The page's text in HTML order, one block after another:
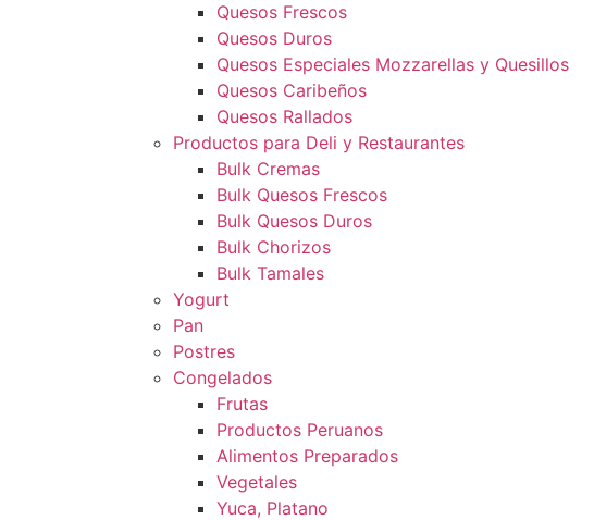
Quesos Frescos
Quesos Duros
Quesos Especiales Mozzarellas y Quesillos
Quesos Caribeños
Quesos Rallados
Productos para Deli y Restaurantes
Bulk Cremas
Bulk Quesos Frescos
Bulk Quesos Duros
Bulk Chorizos
Bulk Tamales
Yogurt
Pan
Postres
Congelados
Frutas
Productos Peruanos
Alimentos Preparados
Vegetales
Yuca, Platano